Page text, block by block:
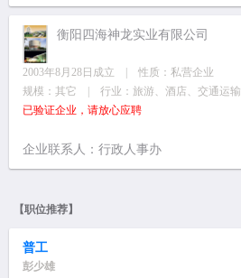
衡阳四海神龙实业有限公司
2003年8月28日成立 | 性质：私营企业
规模：其它 | 行业：旅游、酒店、交通运输
已验证企业，请放心应聘
企业联系人：行政人事办
【职位推荐】
普工
彭少雄